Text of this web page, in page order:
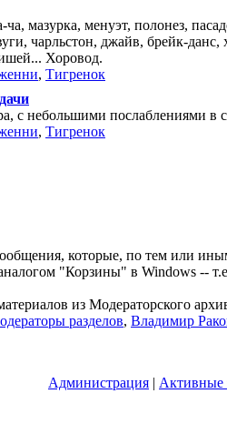
ча, мазурка, менуэт, полонез,
чарльстон, джайв, брейк-
Хоровод.
, Тигренок
с небольшими послаблениями в
, Тигренок
которые, по тем или
"Корзины" в Windows --
из Модераторского
разделов, Владимир
Администрация | Активные